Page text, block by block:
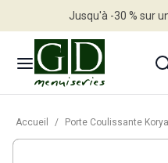
Jusqu'à -30 % sur
Accueil / Porte Coulissante Korya Blanc